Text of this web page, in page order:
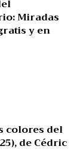
Miradas
y en
colores del
de Cédric